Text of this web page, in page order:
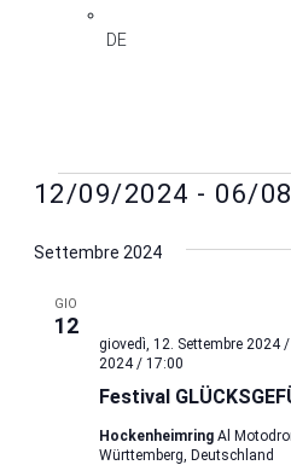
DE
12/09/2024 - 06/
la
Settembre 2024
GIO
12
Festival
giovedì, 12. Settembre 2024
2024 / 17:00
Hockenheimring Al
Württemberg, Deutschland